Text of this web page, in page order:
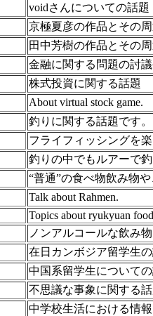
voidさんについての話題
京極夏彦の作品とその
田中芳樹の作品とその
金融に関する問題の討
株式投資に関する話題
About virtual stock game.
釣りに関する話題です。
フライフィッシングを
釣りの中でもルアーで
“普通”の食べ物飲み物
Talk about Rahmen.
Topics about ryukyuan
ノンアルコールな飲み
在日カンボジア留学生
中国系留学生について
不思議な事象に関する
中学校生活における情